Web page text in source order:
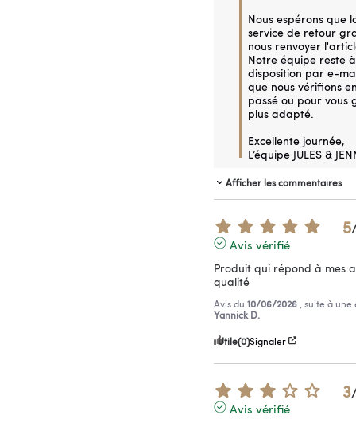
Nous espérons que
service de retour
nous renvoyer
Notre équipe reste
disposition par e-
que nous vérifions
passé ou pour vous
plus adapté.
Excellente journée,
L’équipe JULES &
Afficher les commentaires
5
Avis vérifié
Produit qui répond à mes
qualité
Avis du 10/06/2026 , suite à
Yannick D.
Utile(0)Signaler
3
Avis vérifié